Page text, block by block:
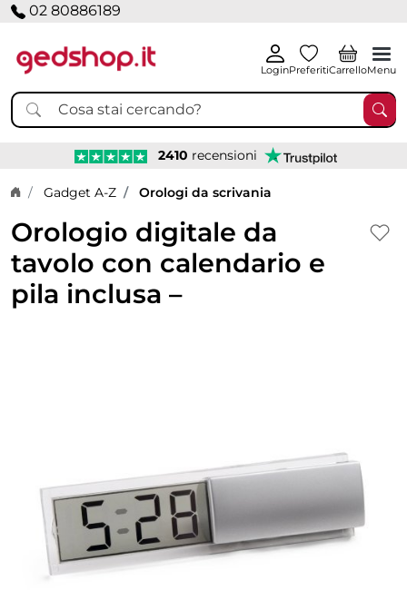
02 80886189
LoginPreferitiCarrelloMenu
2410 recensioni
Home page
Gadget A-Z Orologi da scrivania
Orologio digitale da
tavolo con calendario e
pila inclusa –